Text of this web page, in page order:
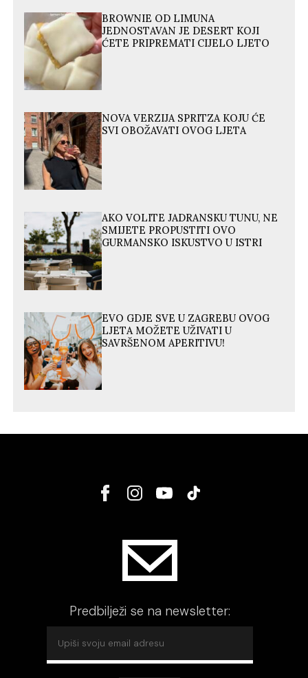
BROWNIE OD LIMUNA
JEDNOSTAVAN JE DESERT KOJI
ĆETE PRIPREMATI CIJELO LJETO
NOVA VERZIJA SPRITZA KOJU ĆE
SVI OBOŽAVATI OVOG LJETA
AKO VOLITE JADRANSKU TUNU, NE
SMIJETE PROPUSTITI OVO
GURMANSKO ISKUSTVO U ISTRI
EVO GDJE SVE U ZAGREBU OVOG
LJETA MOŽETE UŽIVATI U
SAVRŠENOM APERITIVU!
Predbilježi se na newsletter: